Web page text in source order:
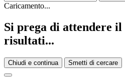
Caricamento...
Si prega di attendere
risultati...
Chiudi e continua Smetti di cercare